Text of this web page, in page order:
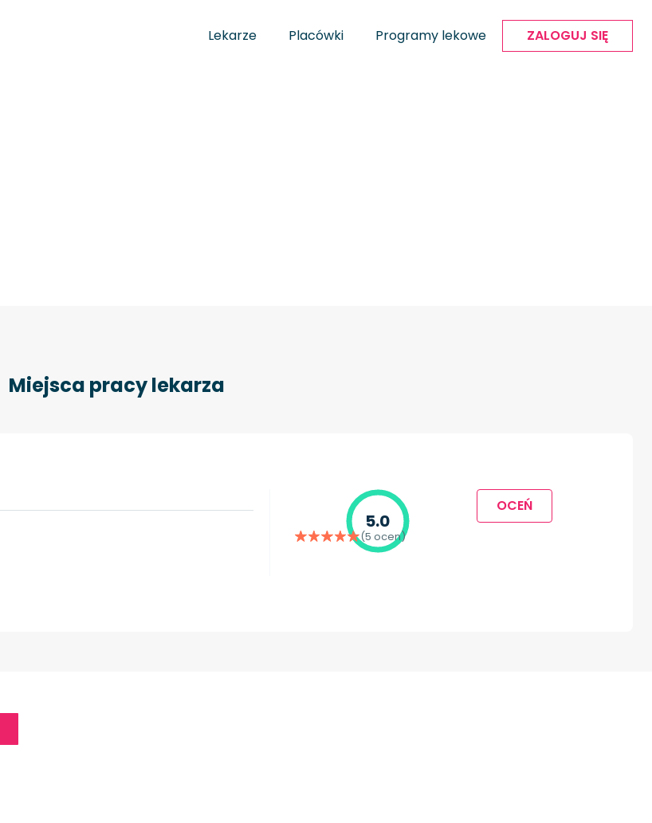
Lekarze Placówki Programy lekowe ZALOGUJ SIĘ
Miejsca pracy lekarza
5.0
(5 ocen)
OCEŃ